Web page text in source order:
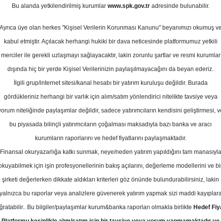
2026
Potansiyeli
Kurum Sayısı
7
5
Çarşamba, 18 Şubat 2026
Yatırım Hedef Fiyat
için hedef fiyatını 280 TL olarak
olarak belirledi
Bu alanda yetkilendirilmiş kurumlar www.spk.gov.tradresinde bulunabilir.
Ayrıca üye olan herkes "Kişisel Verilerin Korunması Kanunu" beyanımızı okumuş ve
kabul etmiştir. Açılacak herhangi hukiki bir dava neticesinde platformumuz yetkili
merciler ile gerekli uzlaşmayı sağlayacaktır, lakin zorunlu şartlar ve resmi kurumlar
dışında hiç bir yerde Kişisel Verilerinizin paylaşılmayacağını da beyan ederiz.
İlgili grup/internet sitesi/kanal hesabı bir yatırım kuruluşu değildir. Burada
gördükleriniz herhangi bir varlık için alım/satım yönlendirici nitelikte tavsiye veya
niteliğinde paylaşımlar değildir, sadece yatırımcıların kendisini geliştirmesi,
bu piyasada bilinçli yatırımcıların çoğalması maksadıyla bazı banka ve aracı
kurumların raporlarını ve hedef fiyatlarını paylaşmaktadır.
Finansal okuryazarlığa katkı sunmak, neye/neden yatırım yapıldığını tam manasıyla
için işin profesyonellerinin bakış açılarını, değerleme modellerini ve
şirketi değerlerken dikkate aldıkları kriterleri göz önünde bulundurabilirsiniz, lakin
yalnızca bu raporlar veya analizlere güvenerek yatırım yapmak sizi maddi
Bu bilgiler/paylaşımlar kurum&banka raporları olmakla birlikte Hedef